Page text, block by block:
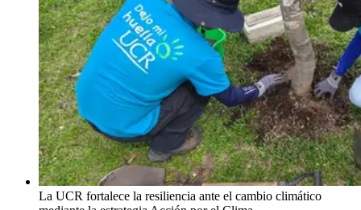
La UCR fortalece la resiliencia ante el cambio climático